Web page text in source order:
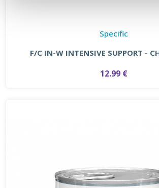
Specific
F/C IN-W INTENSIVE SUPPORT -
12.99 €